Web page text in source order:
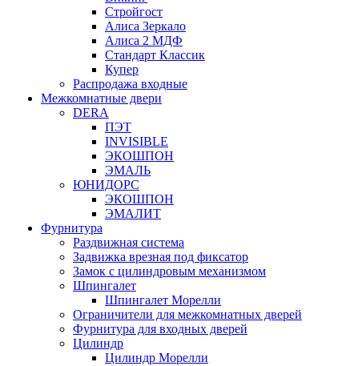
Стройгост
Алиса Зеркало
Алиса 2 МДФ
Стандарт Классик
Купер
Распродажа входные
Межкомнатные двери
DERA
ПЭТ
INVISIBLE
ЭКОШПОН
ЭМАЛЬ
ЮНИДОРС
ЭКОШПОН
ЭМАЛИТ
Фурнитура
Раздвижная система
Задвижка врезная под фиксатор
Замок с цилиндровым механизмом
Шпингалет
Шпингалет Морелли
Ограничители для межкомнатных дверей
Фурнитура для входных дверей
Цилиндр
Цилиндр Морелли